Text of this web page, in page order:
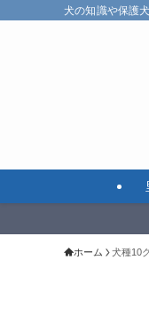
犬の知識や保護
ホーム 犬種10